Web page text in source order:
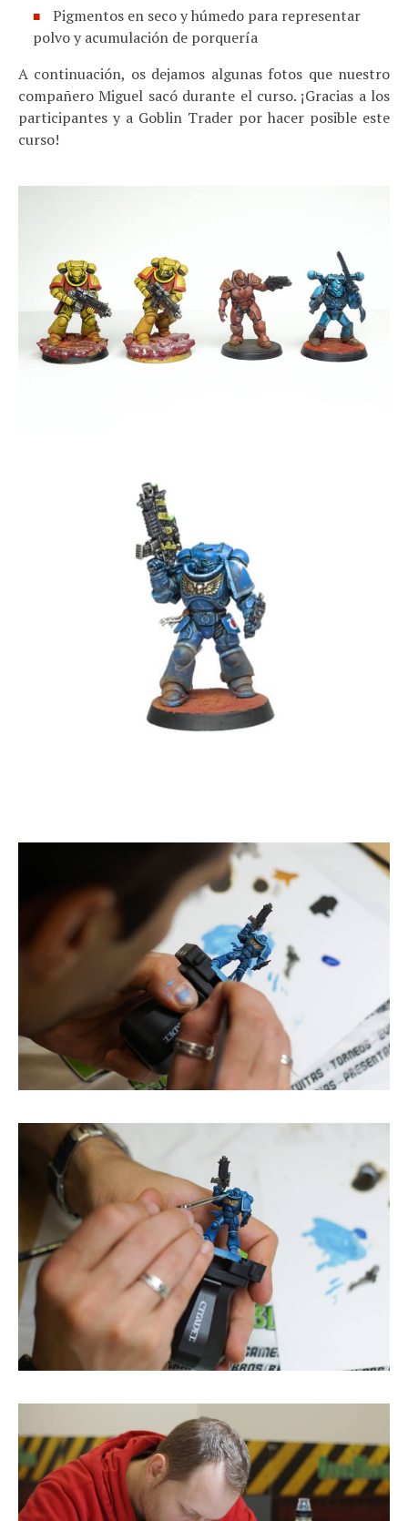
Pigmentos en seco y húmedo para representar
polvo y acumulación de porquería
A continuación, os dejamos algunas fotos que nuestro
compañero Miguel sacó durante el curso. ¡Gracias a los
participantes y a Goblin Trader por hacer posible este
curso!